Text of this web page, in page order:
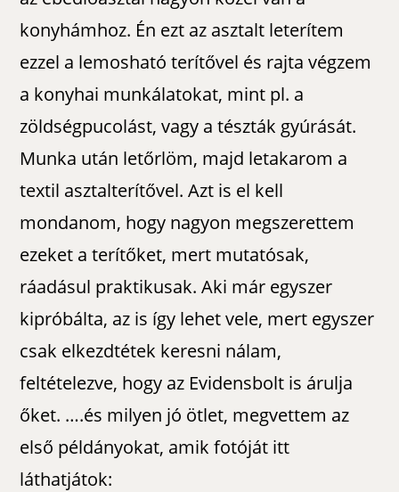
konyhámhoz. Én ezt az asztalt leterítem
ezzel a lemosható terítővel és rajta végzem
a konyhai munkálatokat, mint pl. a
zöldségpucolást, vagy a tészták gyúrását.
Munka után letőrlöm, majd letakarom a
textil asztalterítővel. Azt is el kell
mondanom, hogy nagyon megszerettem
ezeket a terítőket, mert mutatósak,
ráadásul praktikusak. Aki már egyszer
kipróbálta, az is így lehet vele, mert egyszer
csak elkezdtétek keresni nálam,
feltételezve, hogy az Evidensbolt is árulja
őket. ….és milyen jó ötlet, megvettem az
első példányokat, amik fotóját itt
láthatjátok: